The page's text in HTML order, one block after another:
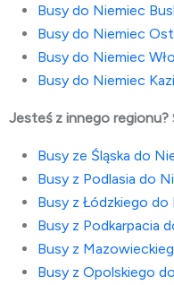
Busy do Niemiec
Busy do Niemiec
Busy do Niemiec
Busy do Niemiec
Jesteś z innego regionu?
Busy ze Śląska do
Busy z Podlasia do
Busy z Łódzkiego do
Busy z Podkarpacia
Busy z
Busy z Opolskiego